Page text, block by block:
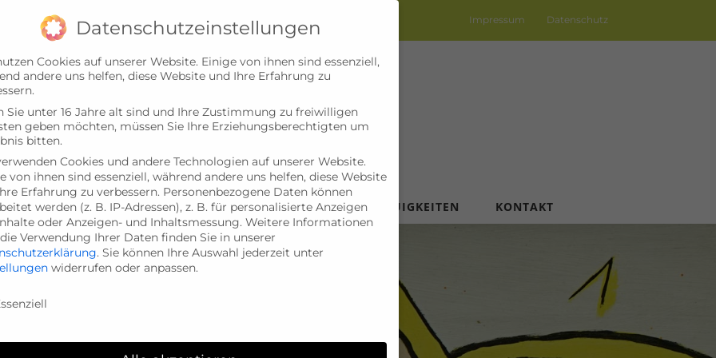
Impressum Datenschutz
KONZEPT BEITRÄGE KALENDER NEUIGKEITEN KONTAKT
Datenschutzeinstellungen
Cookies auf unserer Website. Einige von ihnen sind essenziell,
andere uns helfen, diese Website und Ihre Erfahrung zu
Sie unter 16 Jahre alt sind und Ihre Zustimmung zu freiwilligen
geben möchten, müssen Sie Ihre Erziehungsberechtigten um
bitten.
Cookies und andere Technologien auf unserer Website.
von ihnen sind essenziell, während andere uns helfen, diese Website
Erfahrung zu verbessern. Personenbezogene Daten können
werden (z. B. IP-Adressen), z. B. für personalisierte Anzeigen
oder Anzeigen- und Inhaltsmessung. Weitere Informationen
Verwendung Ihrer Daten finden Sie in unserer
. Sie können Ihre Auswahl jederzeit unter
widerrufen oder anpassen.